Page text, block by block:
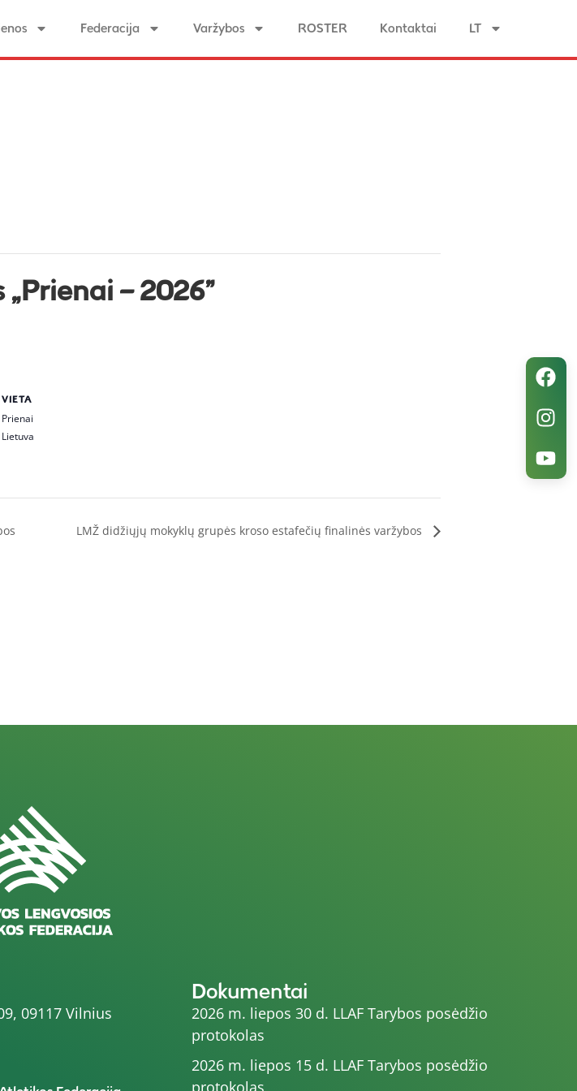
Federacija Varžybos ROSTER Kontaktai LT
– 2026”
VIETA
Prienai
Lietuva
LMŽ didžiųjų mokyklų grupės kroso estafečių finalinės varžybos
09117 Vilnius
Dokumentai
2026 m. liepos 30 d. LLAF Tarybos posėdžio
protokolas
2026 m. liepos 15 d. LLAF Tarybos posėdžio
protokolas